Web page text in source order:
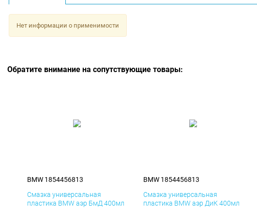
Нет информации о применимости
Обратите внимание на сопутствующие товары:
BMW 1854456813
Смазка универсальная
пластика BMW аэр БмД 400мл
BMW 1854456813
Смазка универсальная
пластика BMW аэр ДиК 400мл